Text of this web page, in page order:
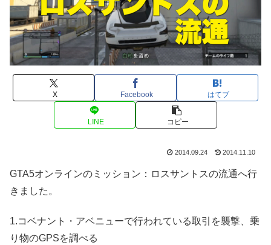
X Facebook はてブ
LINE コピー
2014.09.24 2014.11.10
GTA5オンラインのミッション：ロスサントスの流通へ行
きました。
1.コベナント・アベニューで行われている取引を襲撃、乗
り物のGPSを調べる